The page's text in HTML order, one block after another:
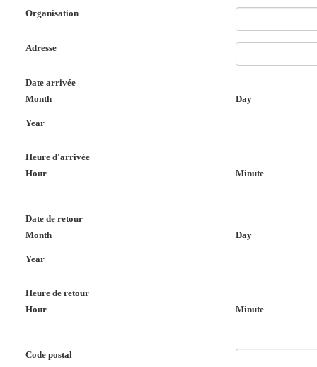
Organisation
Adresse
Date arrivée
Month
Day
Year
Heure d'arrivée
Hour
Minute
Date de retour
Month
Day
Year
Heure de retour
Hour
Minute
Code postal